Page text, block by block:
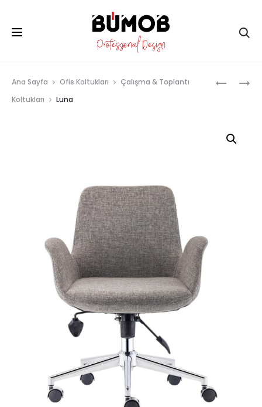
REMIX
Ana Sayfa Ofis Koltukları
Çalışma & Toplantı
Koltukları
Luna